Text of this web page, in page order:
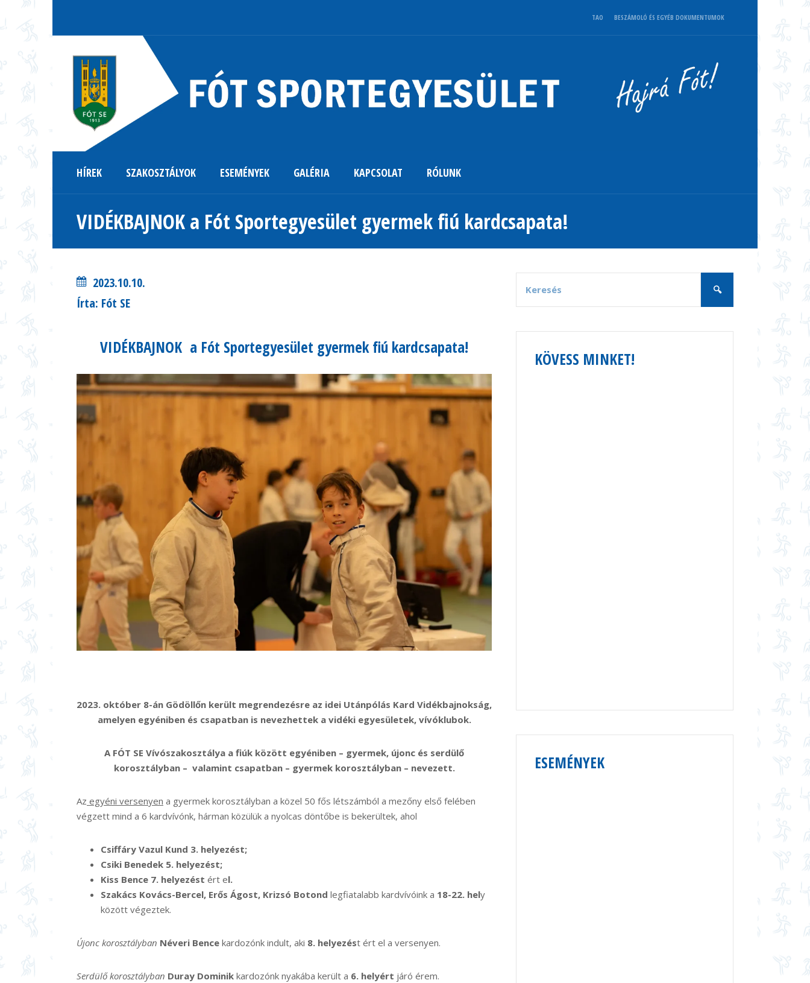
TAO BESZÁMOLÓ ÉS EGYÉB DOKUMENTUMOK
HÍREK SZAKOSZTÁLYOK ESEMÉNYEK GALÉRIA KAPCSOLAT RÓLUNK
VIDÉKBAJNOK a Fót Sportegyesület gyermek fiú kardcsapata!
2023.10.10.
Írta: Fót SE
VIDÉKBAJNOK a Fót Sportegyesület gyermek fiú kardcsapata!
2023. október 8-án Gödöllőn került megrendezésre az idei Utánpólás Kard Vidékbajnokság,
amelyen egyéniben és csapatban is nevezhettek a vidéki egyesületek, vívóklubok.
A FÓT SE Vívószakosztálya a fiúk között egyéniben – gyermek, újonc és serdülő
korosztályban – valamint csapatban – gyermek korosztályban – nevezett.
Az egyéni versenyen a gyermek korosztályban a közel 50 fős létszámból a mezőny első felében
végzett mind a 6 kardvívónk, hárman közülük a nyolcas döntőbe is bekerültek, ahol
Csiffáry Vazul Kund 3. helyezést;
Csiki Benedek 5. helyezést;
Kiss Bence 7. helyezést ért el.
Szakács Kovács-Bercel, Erős Ágost, Krizsó Botond legfiatalabb kardvívóink a 18-22. hely
között végeztek.
Újonc korosztályban Néveri Bence kardozónk indult, aki 8. helyezést ért el a versenyen.
Serdülő korosztályban Duray Dominik kardozónk nyakába került a 6. helyért járó érem.
KÖVESS MINKET!
ESEMÉNYEK